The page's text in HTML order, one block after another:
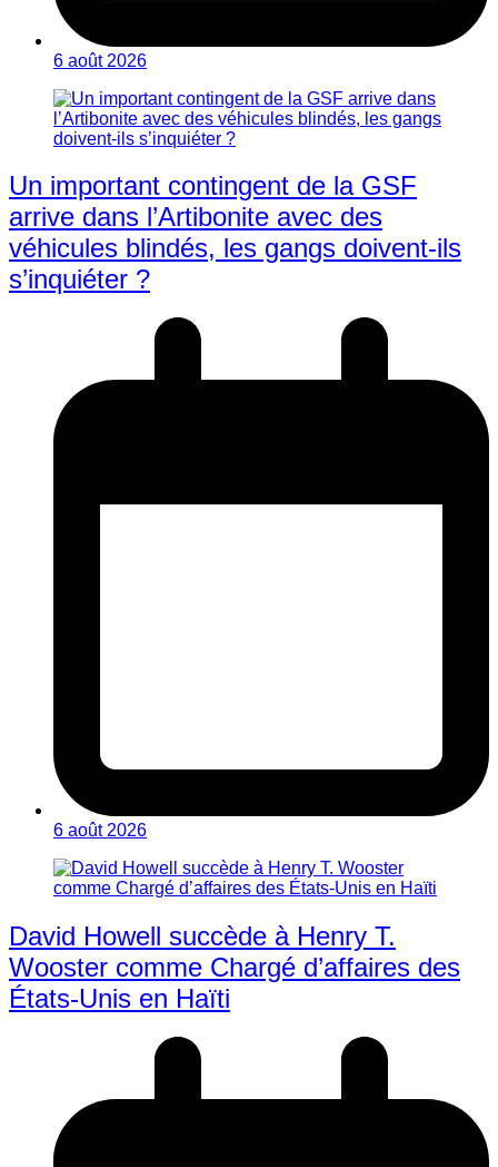
6 août 2026
Un important contingent de la GSF
arrive dans l’Artibonite avec des
véhicules blindés, les gangs doivent-ils
s’inquiéter ?
6 août 2026
David Howell succède à Henry T.
Wooster comme Chargé d’affaires des
États-Unis en Haïti